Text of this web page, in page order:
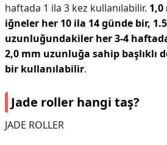
haftada 1 ila 3 kez kullanılabilir.
iğneler her 10 ila 14 günde bir,
uzunluğundakiler her 3-4
2,0 mm uzunluğa sahip başlıklı
bir kullanılabilir.
Jade roller hangi taş?
JADE ROLLER